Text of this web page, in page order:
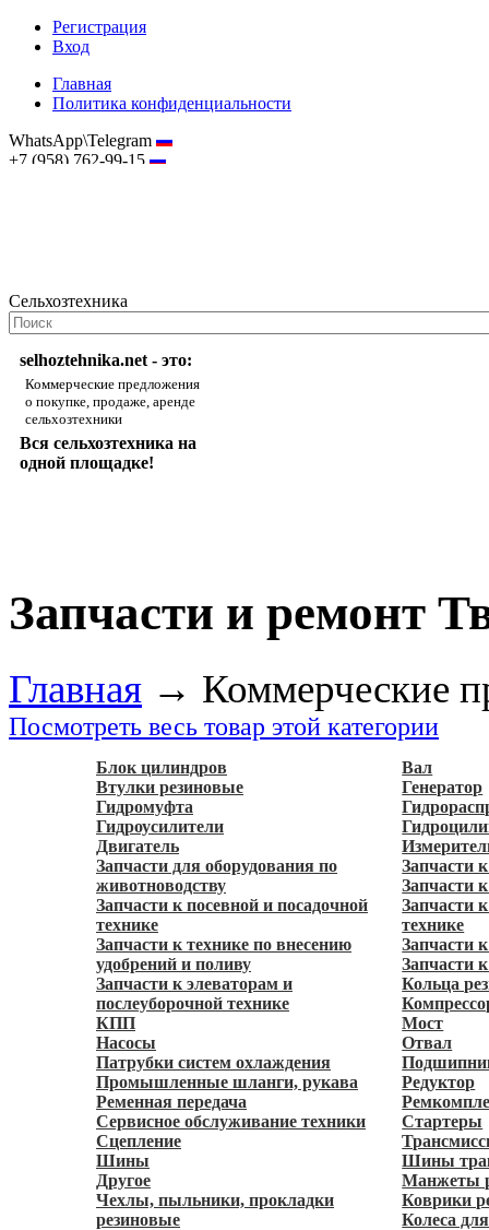
Регистрация
Вход
Главная
Политика конфиденциальности
WhatsApp\Telegram
+7 (958) 762-99-15
Сельхозтехника
selhoztehnika.net - это:
Коммерческие предложения
о покупке, продаже, аренде
сельхозтехники
Вся сельхозтехника на
одной площадке!
Запчасти и ремонт
Главная → Коммерческие
Посмотреть весь товар этой категории
Блок цилиндров
Вал
Втулки резиновые
Генератор
Гидромуфта
Гидроусилители
Двигатель
Запчасти для оборудования по
животноводству
Запчасти
Запчасти
Запчасти к посевной и посадочной
технике
Запчасти
технике
Запчасти к технике по внесению
удобрений и поливу
Запчасти
Запчасти
Запчасти к элеваторам и
послеуборочной технике
Кольца
КПП
Мост
Насосы
Отвал
Патрубки систем охлаждения
Промышленные шланги, рукава
Редуктор
Ременная передача
Сервисное обслуживание техники
Стартеры
Сцепление
Шины
Шины
Другое
Манжеты
Чехлы, пыльники, прокладки
резиновые
Коврики
Колеса